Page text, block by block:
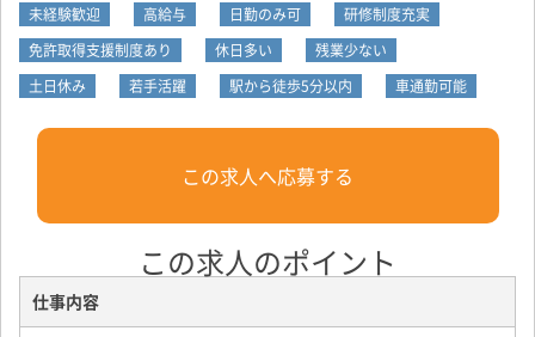
未経験歓迎 高給与 日勤のみ可
研修制度充実
免許取得支援制度あり
休日多い
残業少ない
土日休み
若手活躍 駅から徒歩5分以内 車通勤可能
この求人へ応募する
この求人のポイント
仕事内容